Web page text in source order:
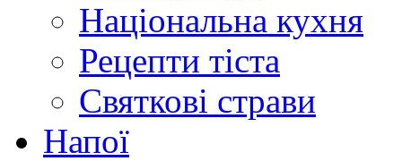
Національна кухня
Рецепти тіста
Святкові страви
Напої